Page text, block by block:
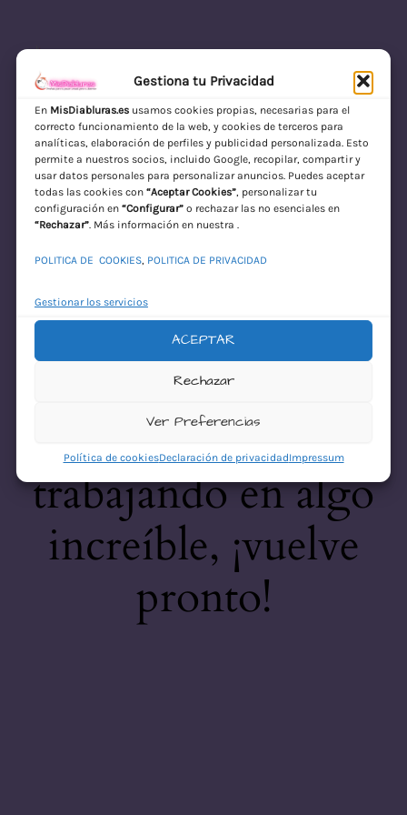
Gestiona tu Privacidad
En MisDiabluras.esusamos cookies propias, necesarias para el
correcto funcionamiento de la web, y cookies de terceros para
analíticas, elaboración de perfiles y publicidad personalizada. Esto
permite a nuestros socios, incluido Google, recopilar, compartir y
usar datos personales para personalizar anuncios. Puedes aceptar
todas las cookies con “Aceptar Cookies”, personalizar tu
configuración en “Configurar”o rechazar las no esenciales en
“Rechazar”. Más información en nuestra .
POLITICA DE COOKIES, POLITICA DE PRIVACIDAD
Gestionar los servicios
ACEPTAR
Rechazar
Ver Preferencias
Política de cookiesDeclaración de privacidadImpressum
MisDiabluras | Sexshop Online con Envío
Discreto en España
Acceder
¡Disculpa este
desastre! Estamos
trabajando en algo
increíble, ¡vuelve
pronto!